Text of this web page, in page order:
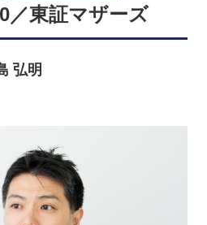
／東証マザーズ
弘明